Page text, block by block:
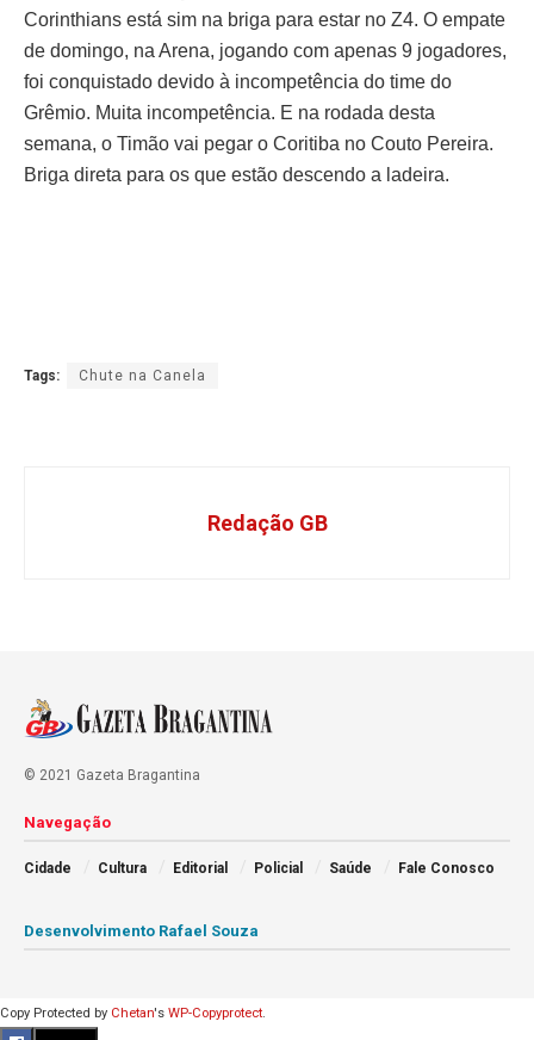
Corinthians está sim na briga para estar no Z4. O empate
de domingo, na Arena, jogando com apenas 9 jogadores,
foi conquistado devido à incompetência do time do
Grêmio. Muita incompetência. E na rodada desta
semana, o Timão vai pegar o Coritiba no Couto Pereira.
Briga direta para os que estão descendo a ladeira.
Tags: Chute na Canela
Redação GB
© 2021 Gazeta Bragantina
Navegação
Cidade Cultura Editorial Policial Saúde Fale Conosco
Desenvolvimento Rafael Souza
Copy Protected by Chetan's WP-Copyprotect.